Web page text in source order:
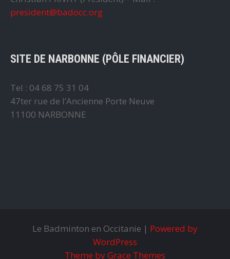
president@badocc.org
SITE DE NARBONNE (PÔLE FINANCIER)
Tel : 04 68 75 31 04
47ter rue de l’Ancienne Porte Neuve
11100 NARBONNE
Le Badminton en Occitanie | Powered by
WordPress
Theme by Grace Themes